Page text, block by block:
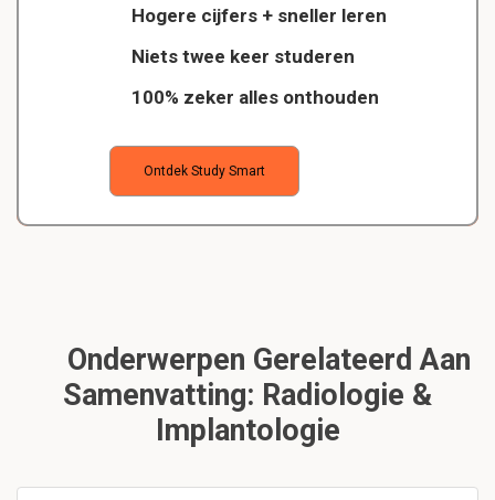
Hogere cijfers + sneller leren
Niets twee keer studeren
100% zeker alles onthouden
Ontdek Study Smart
Onderwerpen Gerelateerd Aan
Samenvatting: Radiologie &
Implantologie